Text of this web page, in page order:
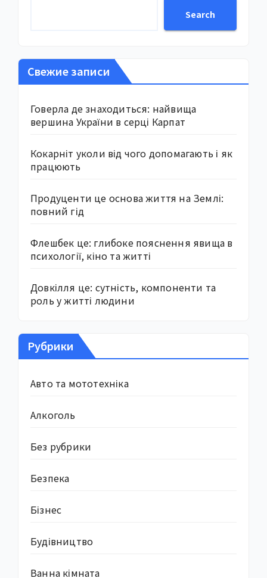
Search
Свежие записи
Говерла де знаходиться: найвища
вершина України в серці Карпат
Кокарніт уколи від чого допомагають і як
працюють
Продуценти це основа життя на Землі:
повний гід
Флешбек це: глибоке пояснення явища в
психології, кіно та житті
Довкілля це: сутність, компоненти та
роль у житті людини
Рубрики
Авто та мототехніка
Алкоголь
Без рубрики
Безпека
Бізнес
Будівництво
Ванна кімната